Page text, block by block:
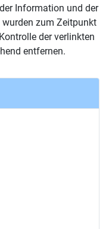
Information und der
wurden zum Zeitpunkt
der verlinkten
entfernen.